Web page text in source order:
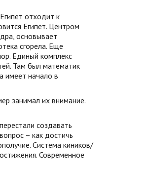
отходит к
Египет. Центром
основывает
сгорела. Еще
Единый комплекс
Там был математик
имеет начало в
занимал их внимание.
создавать
– как достичь
Система киников/
Современное